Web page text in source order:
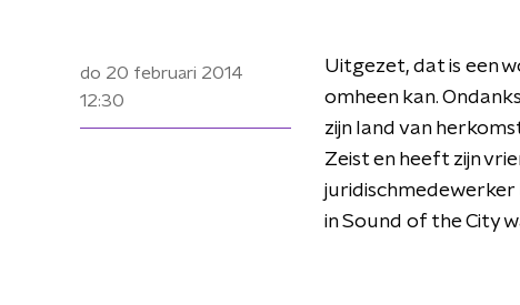
do 20 februari 2014
12:30
Uitgezet, dat is een
omheen kan.
zijn land van
Zeist en heeft zijn
juridischmedewerker
in Sound of the City